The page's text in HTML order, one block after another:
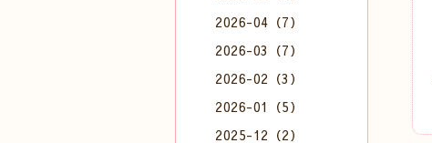
2026-04（7）
2026-03（7）
2026-02（3）
2026-01（5）
2025-12（2）